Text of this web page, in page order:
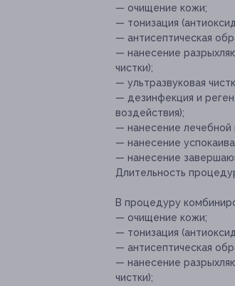
— очищение кожи;
— тонизация
— антисептическая
— нанесение
чистки);
— ультразвуковая
— дезинфекция и
воздействия);
— нанесение лечебной
— нанесение
— нанесение
Длительность
В процедуру
— очищение кожи;
— тонизация
— антисептическая
— нанесение
чистки);